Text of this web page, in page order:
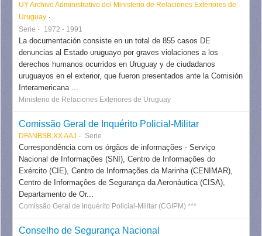
UY Archivo Administrativo del Ministerio de Relaciones Exteriores de
Uruguay
Serie
1972 - 1991
La documentación consiste en un total de 855 casos DE
denuncias al Estado uruguayo por graves violaciones a los
derechos humanos ocurridos en Uruguay y de ciudadanos
uruguayos en el exterior, que fueron presentados ante la Comisión
Interamericana ...
Ministerio de Relaciones Exteriores de Uruguay
Comissão Geral de Inquérito Policial-Militar
DFANBSB,XX AAJ Serie
Correspondência com os órgãos de informações - Serviço
Nacional de Informações (SNI), Centro de Informações do
Exército (CIE), Centro de Informações da Marinha (CENIMAR),
Centro de Informações de Segurança da Aeronáutica (CISA),
Departamento de Or...
Comissão Geral de Inquérito Policial-Militar (CGIPM) ***
Conselho de Segurança Nacional